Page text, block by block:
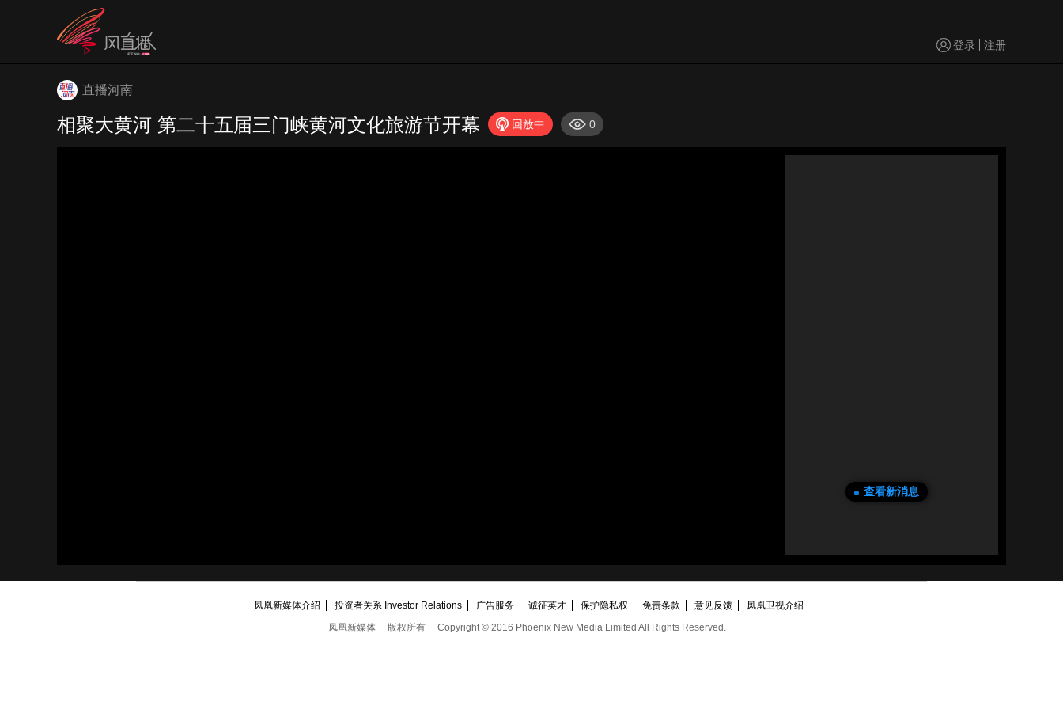
登录 注册
直播河南
相聚大黄河 第二十五届三门峡黄河文化旅游节开幕 回放中 0
查看新消息
凤凰新媒体介绍 投资者关系 Investor Relations 广告服务 诚征英才 保护隐私权 免责条款 意见反馈
凤凰卫视介绍
凤凰新媒体
版权所有 Copyright © 2016 Phoenix New Media Limited All Rights Reserved.